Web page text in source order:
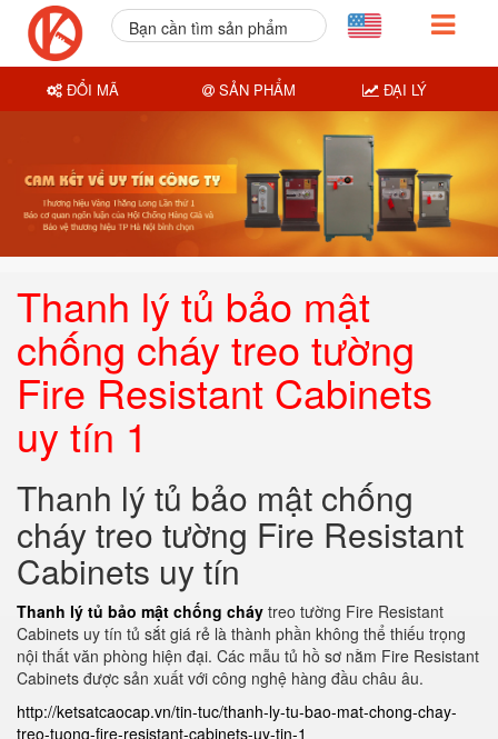
Thanh lý tủ bảo mật
chống cháy treo tường
Fire Resistant Cabinets
uy tín 1
Thanh lý tủ bảo mật chống
cháy treo tường Fire Resistant
Cabinets uy tín
Thanh lý tủ bảo mật chống cháy treo tường Fire Resistant
Cabinets uy tín tủ sắt giá rẻ là thành phần không thể thiếu trọng
nội thất văn phòng hiện đại. Các mẫu tủ hồ sơ nằm Fire Resistant
Cabinets được sản xuất với công nghệ hàng đầu châu âu.
http://ketsatcaocap.vn/tin-tuc/thanh-ly-tu-bao-mat-chong-chay-
treo-tuong-fire-resistant-cabinets-uy-tin-1
Bạn cần tìm sản phẩm
ĐỔI MÃ SẢN PHẨM ĐẠI LÝ